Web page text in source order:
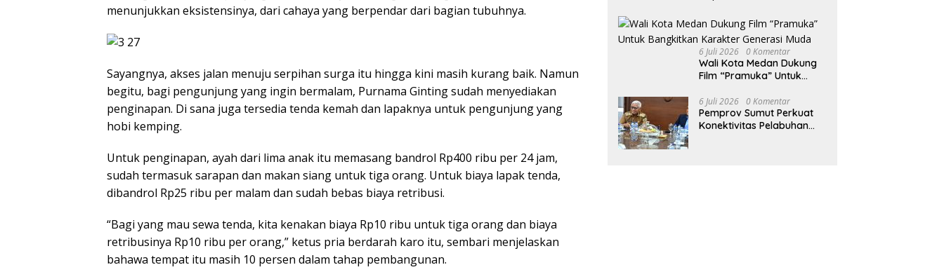
menunjukkan eksistensinya, dari cahaya yang berpendar dari bagian tubuhnya.
Sayangnya, akses jalan menuju serpihan surga itu hingga kini masih kurang baik. Namun
begitu, bagi pengunjung yang ingin bermalam, Purnama Ginting sudah menyediakan
penginapan. Di sana juga tersedia tenda kemah dan lapaknya untuk pengunjung yang
hobi kemping.
Untuk penginapan, ayah dari lima anak itu memasang bandrol Rp400 ribu per 24 jam,
sudah termasuk sarapan dan makan siang untuk tiga orang. Untuk biaya lapak tenda,
dibandrol Rp25 ribu per malam dan sudah bebas biaya retribusi.
“Bagi yang mau sewa tenda, kita kenakan biaya Rp10 ribu untuk tiga orang dan biaya
retribusinya Rp10 ribu per orang,” ketus pria berdarah karo itu, sembari menjelaskan
bahawa tempat itu masih 10 persen dalam tahap pembangunan.
Kesejahteraan Lansia di
PSLU Binjai
6 Juli 2026 0 Komentar
Wali Kota Medan Dukung
Film “Pramuka” Untuk
Generasi Muda
6 Juli 2026 0 Komentar
Pemprov Sumut Perkuat
Konektivitas Pelabuhan